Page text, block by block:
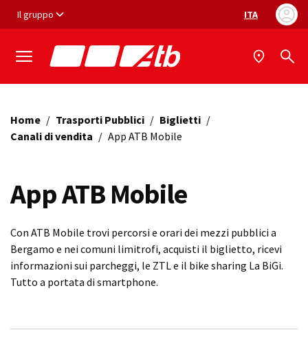
Vai ai contenuti
Vai al footer
Il gruppo Selezione
ITA
Home / Trasporti Pubblici / Biglietti /
Canali di vendita / App ATB Mobile
App ATB Mobile
Con ATB Mobile trovi percorsi e orari dei mezzi pubblici a
Bergamo e nei comuni limitrofi, acquisti il biglietto, ricevi
informazioni sui parcheggi, le ZTL e il bike sharing La BiGi.
Tutto a portata di smartphone.